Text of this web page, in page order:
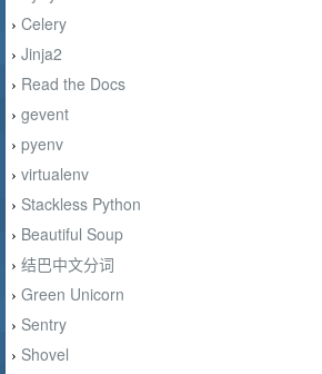
› Celery
› Jinja2
› Read the Docs
› gevent
› pyenv
› virtualenv
› Stackless Python
› Beautiful Soup
› 结巴中文分词
› Green Unicorn
› Sentry
› Shovel